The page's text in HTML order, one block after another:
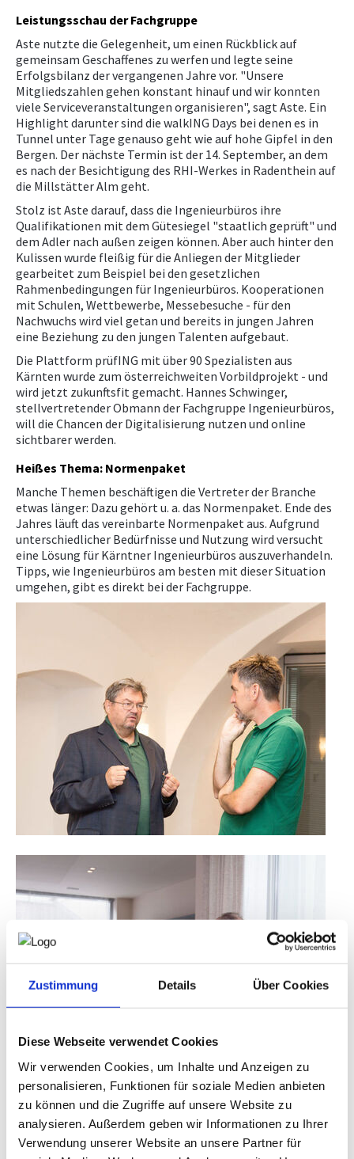
Zustimmung Details Über Cookies
Diese Webseite verwendet Cookies
Wir verwenden Cookies, um Inhalte und Anzeigen zu
personalisieren, Funktionen für soziale Medien anbieten
zu können und die Zugriffe auf unsere Website zu
analysieren. Außerdem geben wir Informationen zu Ihrer
Verwendung unserer Website an unsere Partner für
Leistungsschau der Fachgruppe
Aste nutzte die Gelegenheit, um einen Rückblick auf
gemeinsam Geschaffenes zu werfen und legte seine
Erfolgsbilanz der vergangenen Jahre vor. "Unsere
Mitgliedszahlen gehen konstant hinauf und wir konnten
viele Serviceveranstaltungen organisieren", sagt Aste. Ein
Highlight darunter sind die walkING Days bei denen es in
Tunnel unter Tage genauso geht wie auf hohe Gipfel in den
Bergen. Der nächste Termin ist der 14. September, an dem
es nach der Besichtigung des RHI-Werkes in Radenthein auf
die Millstätter Alm geht.
Stolz ist Aste darauf, dass die Ingenieurbüros ihre
Qualifikationen mit dem Gütesiegel "staatlich geprüft" und
dem Adler nach außen zeigen können. Aber auch hinter den
Kulissen wurde fleißig für die Anliegen der Mitglieder
gearbeitet zum Beispiel bei den gesetzlichen
Rahmenbedingungen für Ingenieurbüros. Kooperationen
mit Schulen, Wettbewerbe, Messebesuche - für den
Nachwuchs wird viel getan und bereits in jungen Jahren
eine Beziehung zu den jungen Talenten aufgebaut.
Die Plattform prüfING mit über 90 Spezialisten aus
Kärnten wurde zum österreichweiten Vorbildprojekt - und
wird jetzt zukunftsfit gemacht. Hannes Schwinger,
stellvertretender Obmann der Fachgruppe Ingenieurbüros,
will die Chancen der Digitalisierung nutzen und online
sichtbarer werden.
Heißes Thema: Normenpaket
Manche Themen beschäftigen die Vertreter der Branche
etwas länger: Dazu gehört u. a. das Normenpaket. Ende des
Jahres läuft das vereinbarte Normenpaket aus. Aufgrund
unterschiedlicher Bedürfnisse und Nutzung wird versucht
eine Lösung für Kärntner Ingenieurbüros auszuverhandeln.
Tipps, wie Ingenieurbüros am besten mit dieser Situation
umgehen, gibt es direkt bei der Fachgruppe.